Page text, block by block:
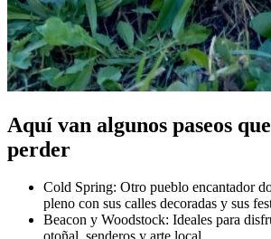
Aquí van algunos paseos
perder
Cold Spring: Otro pueblo encantador
pleno con sus calles decoradas y sus
Beacon y Woodstock: Ideales para